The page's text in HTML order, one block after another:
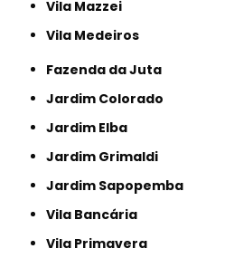
Vila Mazzei
Vila Medeiros
Fazenda da Juta
Jardim Colorado
Jardim Elba
Jardim Grimaldi
Jardim Sapopemba
Vila Bancária
Vila Primavera